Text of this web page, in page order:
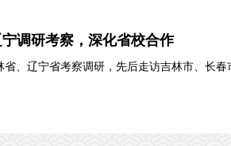
调研考察，深化省校合作
、辽宁省考察调研，先后走访吉林市、长春